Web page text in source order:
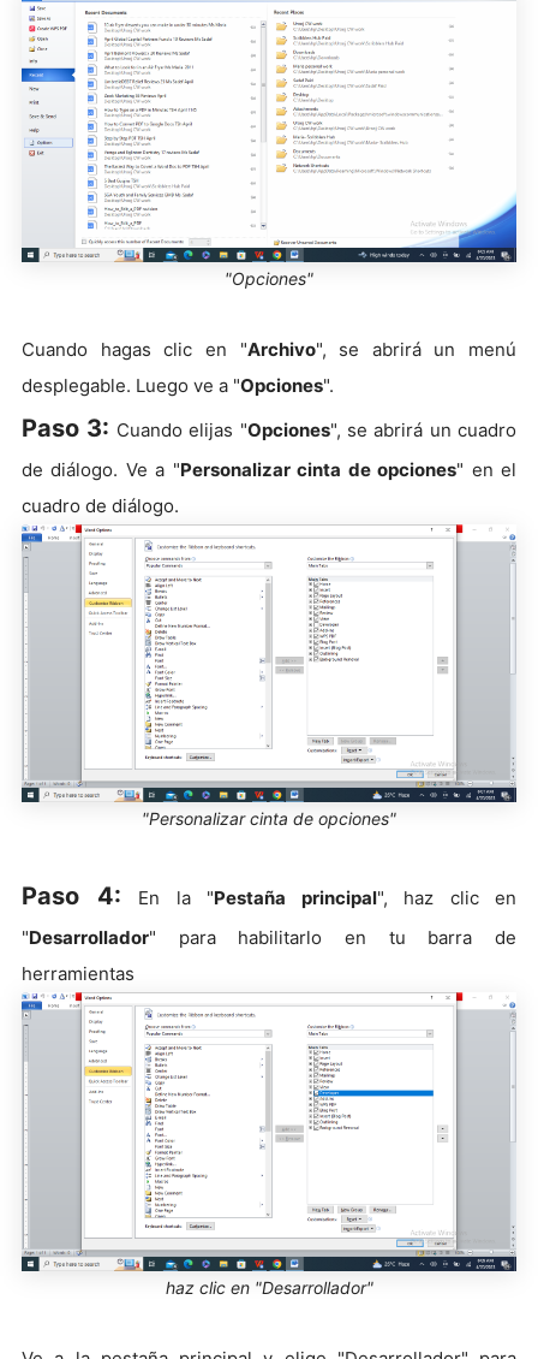
"Opciones"
Cuando hagas clic en "Archivo", se abrirá un menú
desplegable. Luego ve a "Opciones".
Paso 3: Cuando elijas "Opciones", se abrirá un cuadro
de diálogo. Ve a "Personalizar cinta de opciones" en el
cuadro de diálogo.
"Personalizar cinta de opciones"
Paso 4: En la "Pestaña principal", haz clic en
"Desarrollador" para habilitarlo en tu barra de
herramientas
haz clic en "Desarrollador"